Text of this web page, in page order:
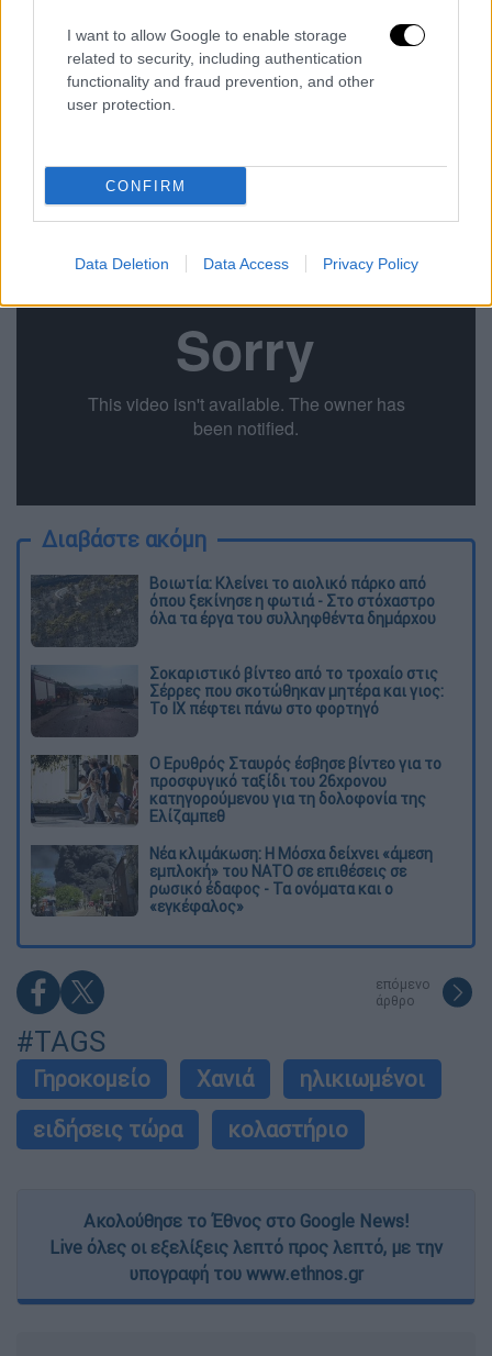
I want to allow Google to enable storage
related to security, including authentication
functionality and fraud prevention, and other
user protection.
CONFIRM
Data Deletion Data Access Privacy Policy
Ελλάδα|12.02.2022 16:44
Γηροκομείο κολαστήριο στα Χανιά:
«Δίναμε τα κατασταλτικά σαν
Διαβάστε ακόμη
Βοιωτία: Κλείνει το αιολικό πάρκο από
όπου ξεκίνησε η φωτιά - Στο στόχαστρο
όλα τα έργα του συλληφθέντα δημάρχου
Σοκαριστικό βίντεο από το τροχαίο στις
Σέρρες που σκοτώθηκαν μητέρα και γιος:
Το ΙΧ πέφτει πάνω στο φορτηγό
Ο Ερυθρός Σταυρός έσβησε βίντεο για το
προσφυγικό ταξίδι του 26χρονου
κατηγορούμενου για τη δολοφονία της
Ελίζαμπεθ
Νέα κλιμάκωση: Η Μόσχα δείχνει «άμεση
εμπλοκή» του ΝΑΤΟ σε επιθέσεις σε
ρωσικό έδαφος - Τα ονόματα και ο
«εγκέφαλος»
επόμενο
άρθρο
#TAGS
Γηροκομείο Χανιά
ηλικιωμένοι
ειδήσεις τώρα
κολαστήριο
Ακολούθησε το Έθνος στο Google News!
Live όλες οι εξελίξεις λεπτό προς λεπτό, με την
υπογραφή του www.ethnos.gr